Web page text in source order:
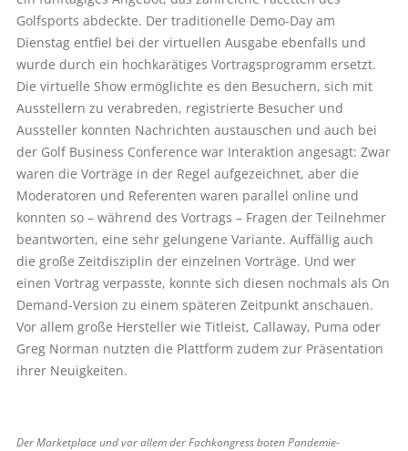
Golfsports abdeckte. Der traditionelle Demo-Day am
Dienstag entfiel bei der virtuellen Ausgabe ebenfalls und
wurde durch ein hochkarätiges Vortragsprogramm ersetzt.
Die virtuelle Show ermöglichte es den Besuchern, sich mit
Ausstellern zu verabreden, registrierte Besucher und
Aussteller konnten Nachrichten austauschen und auch bei
der Golf Business Conference war Interaktion angesagt: Zwar
waren die Vorträge in der Regel aufgezeichnet, aber die
Moderatoren und Referenten waren parallel online und
konnten so – während des Vortrags – Fragen der Teilnehmer
beantworten, eine sehr gelungene Variante. Auffällig auch
die große Zeitdisziplin der einzelnen Vorträge. Und wer
einen Vortrag verpasste, konnte sich diesen nochmals als On
Demand-Version zu einem späteren Zeitpunkt anschauen.
Vor allem große Hersteller wie Titleist, Callaway, Puma oder
Greg Norman nutzten die Plattform zudem zur Präsentation
ihrer Neuigkeiten.
Der Marketplace und vor allem der Fachkongress boten Pandemie-